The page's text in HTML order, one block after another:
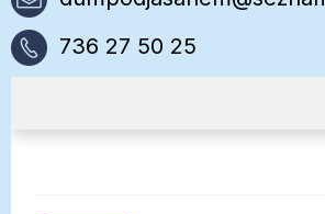
736 27 50 25